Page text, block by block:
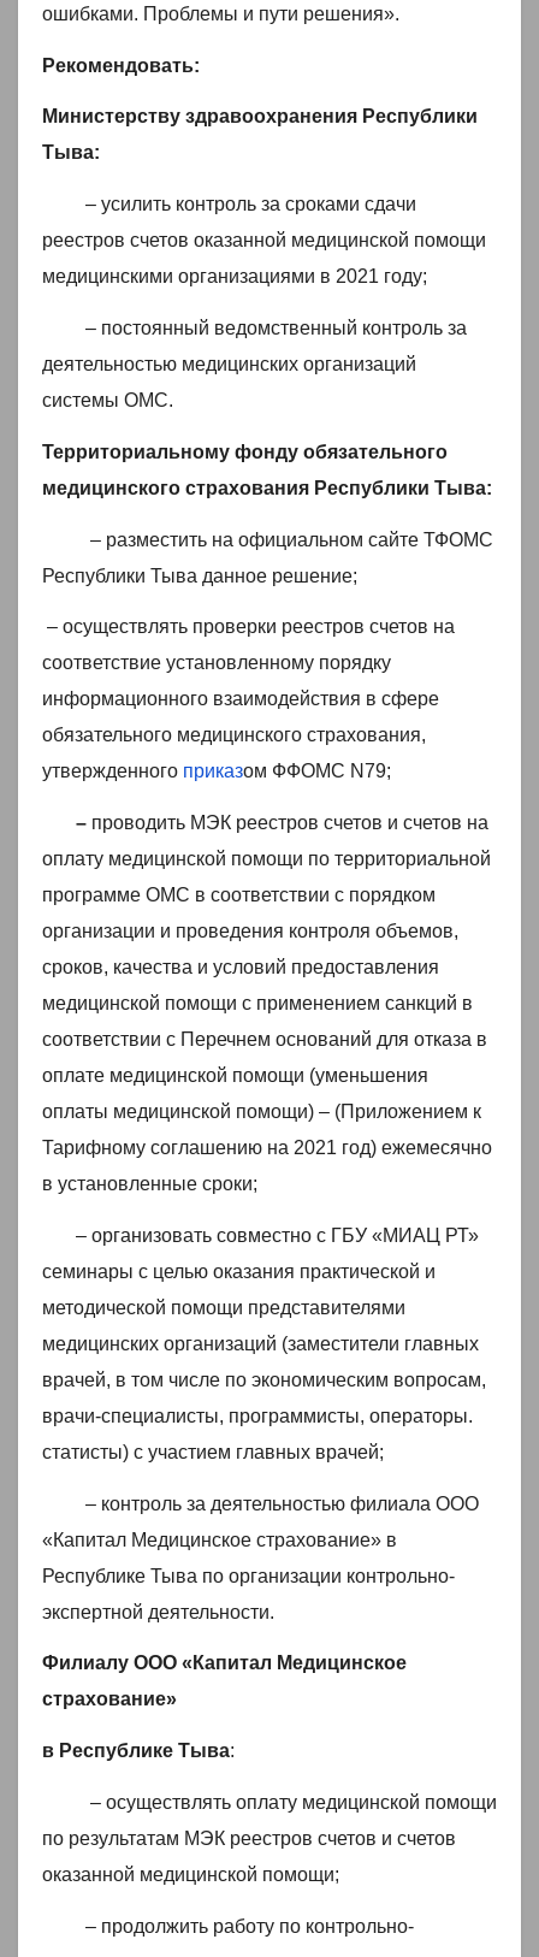
ошибками. Проблемы и пути решения».
Рекомендовать:
Министерству здравоохранения Республики
Тыва:
– усилить контроль за сроками сдачи
реестров счетов оказанной медицинской помощи
медицинскими организациями в 2021 году;
– постоянный ведомственный контроль за
деятельностью медицинских организаций
системы ОМС.
Территориальному фонду обязательного
медицинского страхования Республики Тыва:
– разместить на официальном сайте ТФОМС
Республики Тыва данное решение;
– осуществлять проверки реестров счетов на
соответствие установленному порядку
информационного взаимодействия в сфере
обязательного медицинского страхования,
утвержденного приказом ФФОМС N79;
– проводить МЭК реестров счетов и счетов на
оплату медицинской помощи по территориальной
программе ОМС в соответствии с порядком
организации и проведения контроля объемов,
сроков, качества и условий предоставления
медицинской помощи с применением санкций в
соответствии с Перечнем оснований для отказа в
оплате медицинской помощи (уменьшения
оплаты медицинской помощи) – (Приложением к
Тарифному соглашению на 2021 год) ежемесячно
в установленные сроки;
– организовать совместно с ГБУ «МИАЦ РТ»
семинары с целью оказания практической и
методической помощи представителями
медицинских организаций (заместители главных
врачей, в том числе по экономическим вопросам,
врачи-специалисты, программисты, операторы.
статисты) с участием главных врачей;
– контроль за деятельностью филиала ООО
«Капитал Медицинское страхование» в
Республике Тыва по организации контрольно-
экспертной деятельности.
Филиалу ООО «Капитал Медицинское
страхование»
в Республике Тыва:
– осуществлять оплату медицинской помощи
по результатам МЭК реестров счетов и счетов
оказанной медицинской помощи;
– продолжить работу по контрольно-